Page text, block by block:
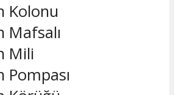
Kolonu
Mafsalı
Mili
Pompası